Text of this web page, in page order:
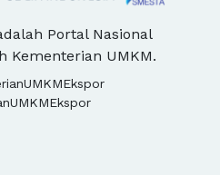
Portal Nasional
Kementerian UMKM.